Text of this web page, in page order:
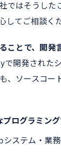
ではそうし
してご相談く
ことで、開発
開発された
、ソースコー
プログラミン
システム・業